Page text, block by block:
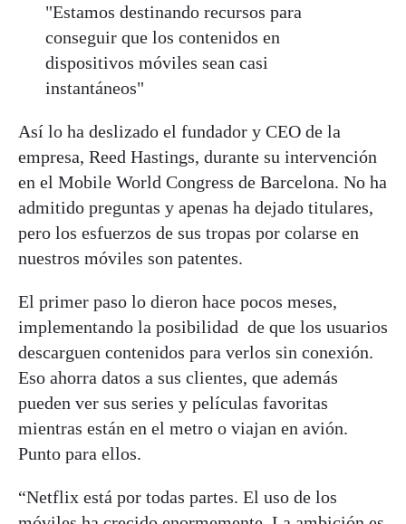
"Estamos destinando recursos para
conseguir que los contenidos en
dispositivos móviles sean casi
instantáneos"
Así lo ha deslizado el fundador y CEO de la
empresa, Reed Hastings, durante su intervención
en el Mobile World Congress de Barcelona. No ha
admitido preguntas y apenas ha dejado titulares,
pero los esfuerzos de sus tropas por colarse en
nuestros móviles son patentes.
El primer paso lo dieron hace pocos meses,
implementando la posibilidad de que los usuarios
descarguen contenidos para verlos sin conexión.
Eso ahorra datos a sus clientes, que además
pueden ver sus series y películas favoritas
mientras están en el metro o viajan en avión.
Punto para ellos.
“Netflix está por todas partes. El uso de los